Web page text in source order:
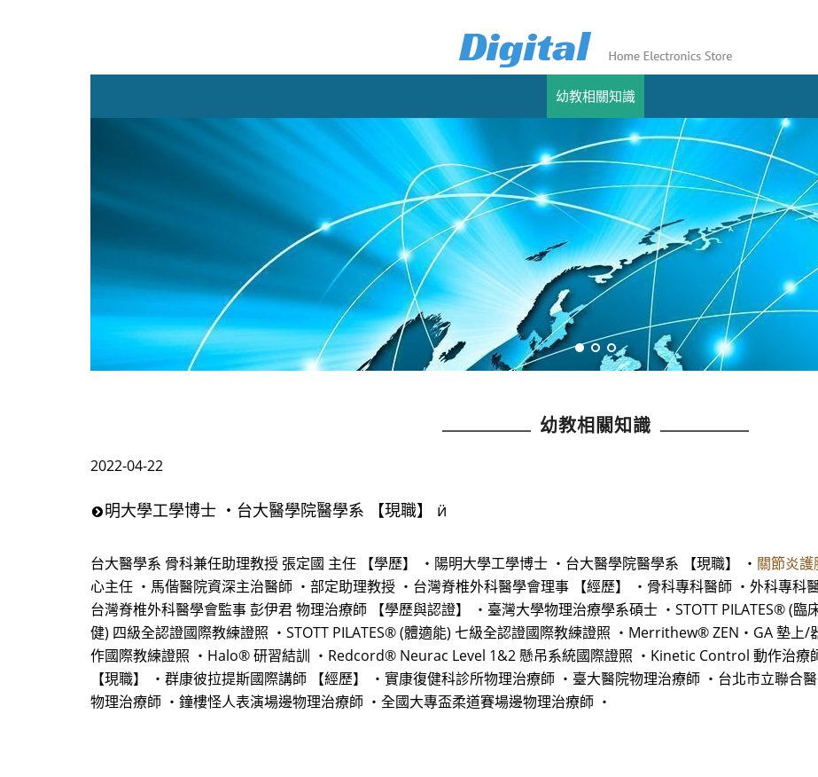
幼教相關知識
幼教相關知識
2022-04-22
明大學工學博士 ・台大醫學院醫學系 【現職】 ӥ
台大醫學系 骨科兼任助理教授 張定國 主任 【學歷】 ・陽明大學工學博士 ・台大醫學院醫學系 【現職】 ・ 關節炎護
心主任 ・馬偕醫院資深主治醫師 ・部定助理教授 ・台灣脊椎外科醫學會理事 【經歷】 ・骨科專科醫師 ・外科專科
台灣脊椎外科醫學會監事 彭伊君 物理治療師 【學歷與認證】 ・臺灣大學物理治療學系碩士 ・STOTT PILATES® (臨
健) 四級全認證國際教練證照 ・STOTT PILATES® (體適能) 七級全認證國際教練證照 ・Merrithew® ZEN‧GA 墊
作國際教練證照 ・Halo® 研習結訓 ・Redcord® Neurac Level 1&2 懸吊系統國際證照 ・Kinetic Control 動作治療
【現職】 ・群康彼拉提斯國際講師 【經歷】 ・實康復健科診所物理治療師 ・臺大醫院物理治療師 ・台北市立聯合
物理治療師 ・鐘樓怪人表演場邊物理治療師 ・全國大專盃柔道賽場邊物理治療師 ・